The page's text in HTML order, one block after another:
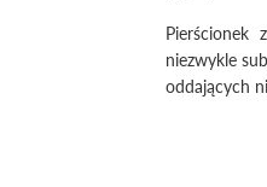
Pierścionek
niezwykle
oddających